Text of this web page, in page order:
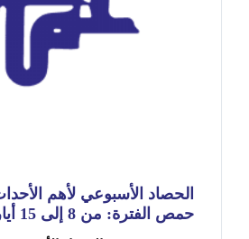
الحصاد الأسبوعي لأهم
حمص الفترة: من 8 إلى 15 أيار